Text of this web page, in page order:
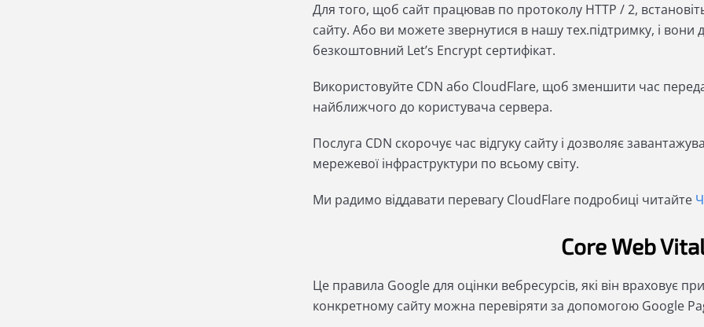
Для того, щоб сайт працював по протоколу HTTP / 2,
сайту. Або ви можете звернутися в нашу тех.підтримку, і
безкоштовний Let’s Encrypt сертифікат.
Використовуйте CDN або CloudFlare, щоб зменшити час
найближчого до користувача сервера.
Послуга CDN скорочує час відгуку сайту і дозволяє
мережевої інфраструктури по всьому світу.
Ми радимо віддавати перевагу CloudFlare подробиці читайте
Core Web
Це правила Google для оцінки вебресурсів, які він враховує
конкретному сайту можна перевіряти за допомогою Google